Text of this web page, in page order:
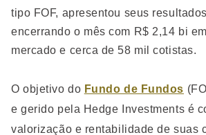
tipo FOF, apresentou seus
encerrando o mês com R$ 2,14 bi
mercado e cerca de 58 mil cotistas.
O objetivo do Fundo de Fundos
e gerido pela Hedge Investments é
valorização e rentabilidade de suas